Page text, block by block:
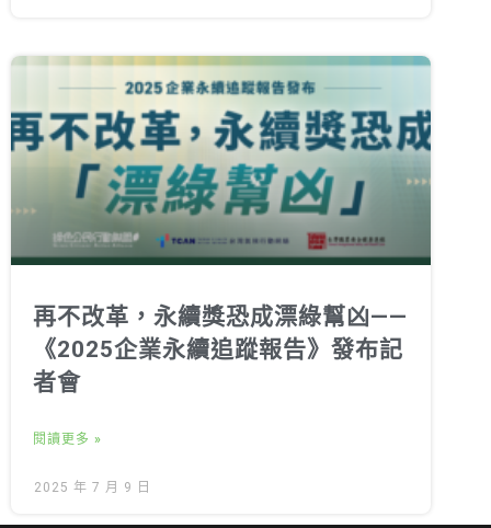
再不改革，永續獎恐成漂綠幫凶——
《2025企業永續追蹤報告》發布記
者會
閱讀更多 »
2025 年 7 月 9 日